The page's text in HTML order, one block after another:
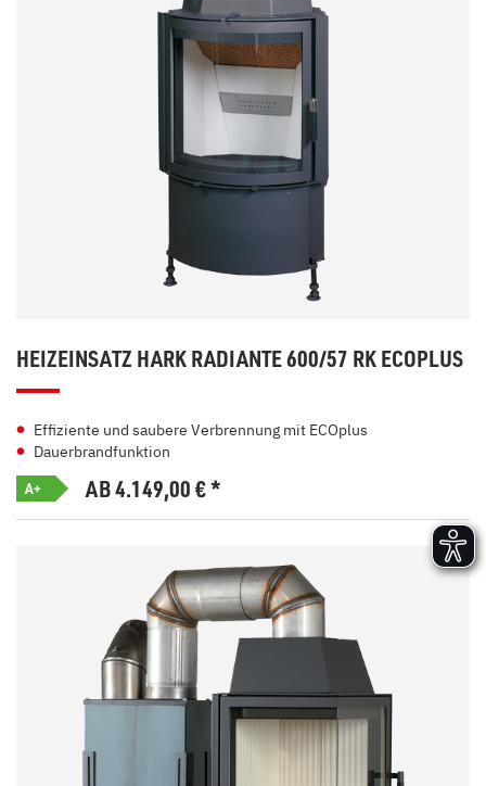
HEIZEINSATZ HARK RADIANTE 600/57 RK ECOPLUS
Effiziente und saubere Verbrennung mit ECOplus
Dauerbrandfunktion
A+ AB 4.149,00€*